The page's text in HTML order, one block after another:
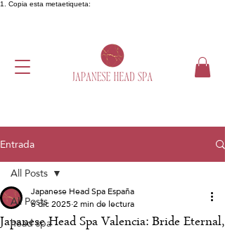
1. Copia esta metaetiqueta:
Entrada
All Posts
head spa
All Posts
Japanese Head Spa Valencia: Bride Eternal,
Japanese Head Spa España
6 dic 20252 min de lectura